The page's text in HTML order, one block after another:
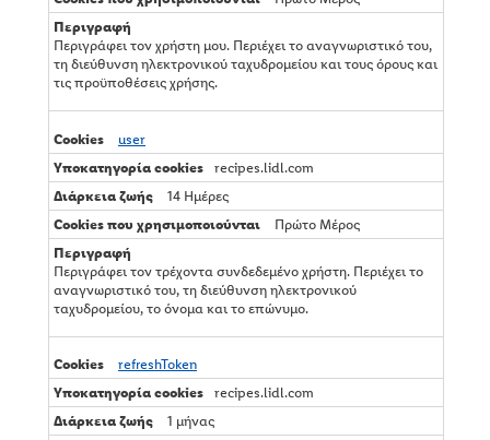
Περιγράφει τον χρήστη μου. Περιέχει το αναγνωριστικό του,
τη διεύθυνση ηλεκτρονικού ταχυδρομείου και τους όρους και
τις προϋποθέσεις χρήσης.
user
recipes.lidl.com
14 Ημέρες
Πρώτο Μέρος
Περιγράφει τον τρέχοντα συνδεδεμένο χρήστη. Περιέχει το
αναγνωριστικό του, τη διεύθυνση ηλεκτρονικού
ταχυδρομείου, το όνομα και το επώνυμο.
refreshToken
recipes.lidl.com
1 μήνας